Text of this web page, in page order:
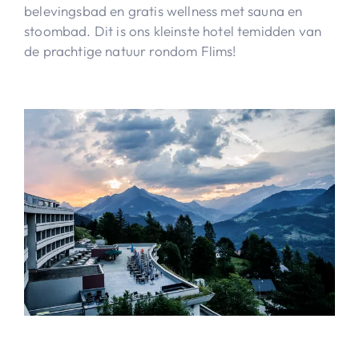
belevingsbad en gratis wellness met sauna en
stoombad. Dit is ons kleinste hotel temidden van
de prachtige natuur rondom Flims!